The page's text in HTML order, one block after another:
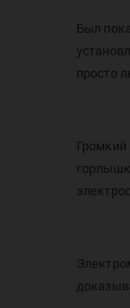
Был
просто
Громкий